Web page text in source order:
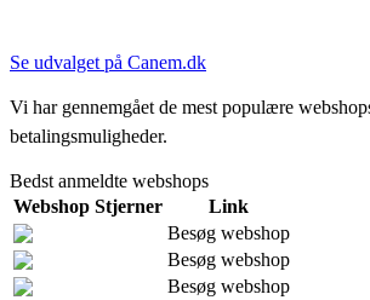
Se udvalget på Canem.dk
Vi har gennemgået de mest populære
betalingsmuligheder.
Bedst anmeldte webshops
Webshop Stjerner
Link
Besøg webshop
Besøg webshop
Besøg webshop